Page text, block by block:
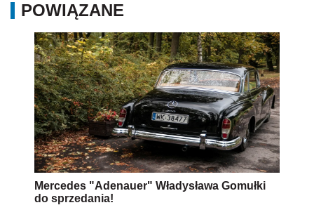
POWIĄZANE
Mercedes "Adenauer" Władysława Gomułki
do sprzedania!